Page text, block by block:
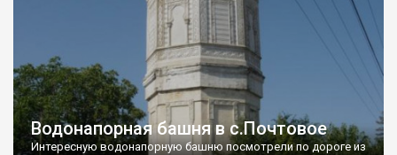
Водонапорная башня в с.Почтовое
Интересную водонапорную башню посмотрели по дороге из